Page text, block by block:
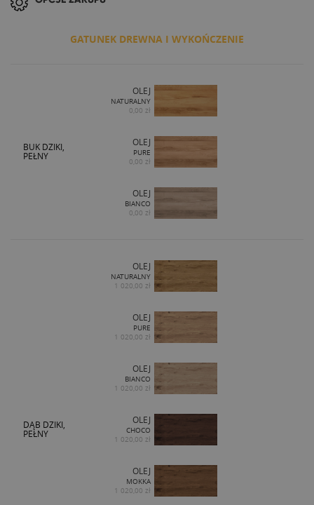
GATUNEK DREWNA I WYKOŃCZENIE
BUK DZIKI,
PEŁNY
OLEJ
NATURALNY
0,00 zł
OLEJ
PURE
0,00 zł
OLEJ
BIANCO
0,00 zł
DĄB DZIKI,
PEŁNY
OLEJ
NATURALNY
1 020,00 zł
OLEJ
PURE
1 020,00 zł
OLEJ
BIANCO
1 020,00 zł
OLEJ
CHOCO
1 020,00 zł
OLEJ
MOKKA
1 020,00 zł